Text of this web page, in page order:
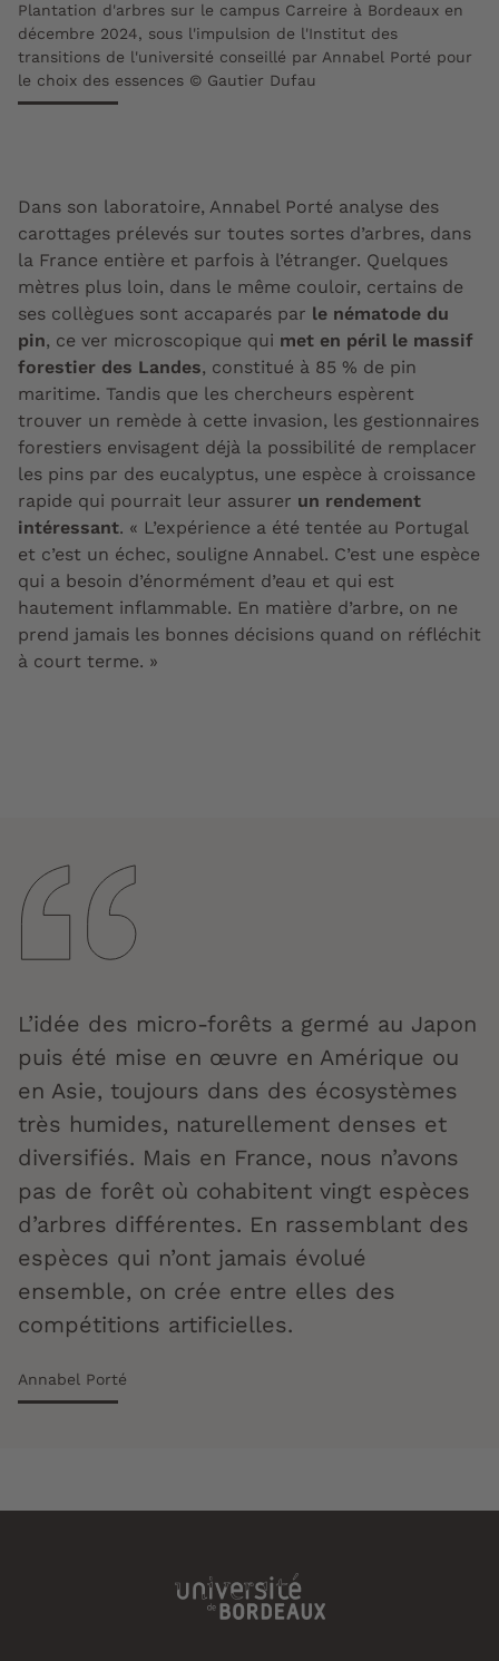
Plantation d'arbres sur le campus Carreire à Bordeaux en
décembre 2024, sous l'impulsion de l'Institut des
transitions de l'université conseillé par Annabel Porté pour
le choix des essences © Gautier Dufau
Dans son laboratoire, Annabel Porté analyse des
carottages prélevés sur toutes sortes d’arbres, dans
la France entière et parfois à l’étranger. Quelques
mètres plus loin, dans le même couloir, certains de
ses collègues sont accaparés par le nématode du
pin, ce ver microscopique qui met en péril le massif
forestier des Landes, constitué à 85 % de pin
maritime. Tandis que les chercheurs espèrent
trouver un remède à cette invasion, les gestionnaires
forestiers envisagent déjà la possibilité de remplacer
les pins par des eucalyptus, une espèce à croissance
rapide qui pourrait leur assurer un rendement
intéressant. « L’expérience a été tentée au Portugal
et c’est un échec, souligne Annabel. C’est une espèce
qui a besoin d’énormément d’eau et qui est
hautement inflammable. En matière d’arbre, on ne
prend jamais les bonnes décisions quand on réfléchit
à court terme. »
L’idée des micro-forêts a germé au Japon
puis été mise en œuvre en Amérique ou
en Asie, toujours dans des écosystèmes
très humides, naturellement denses et
diversifiés. Mais en France, nous n’avons
pas de forêt où cohabitent vingt espèces
d’arbres différentes. En rassemblant des
espèces qui n’ont jamais évolué
ensemble, on crée entre elles des
compétitions artificielles.
Annabel Porté